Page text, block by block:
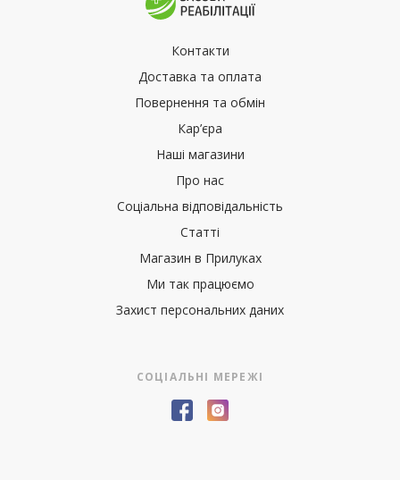
Контакти
Доставка та оплата
Повернення та обмін
Кар’єра
Наші магазини
Про нас
Соціальна відповідальність
Статті
Магазин в Прилуках
Ми так працюємо
Захист персональних даних
СОЦІАЛЬНІ МЕРЕЖІ